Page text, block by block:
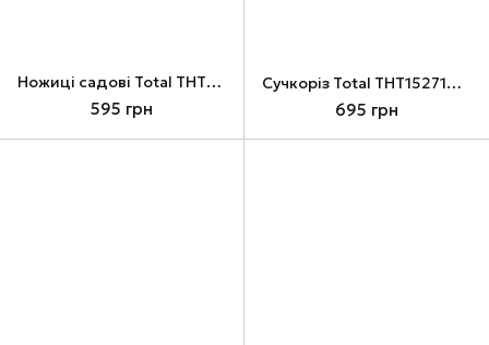
Ножиці садові Total THT1516001, 557 mm
595 грн
Сучкоріз Total THT1527101, 710 mm
695 грн